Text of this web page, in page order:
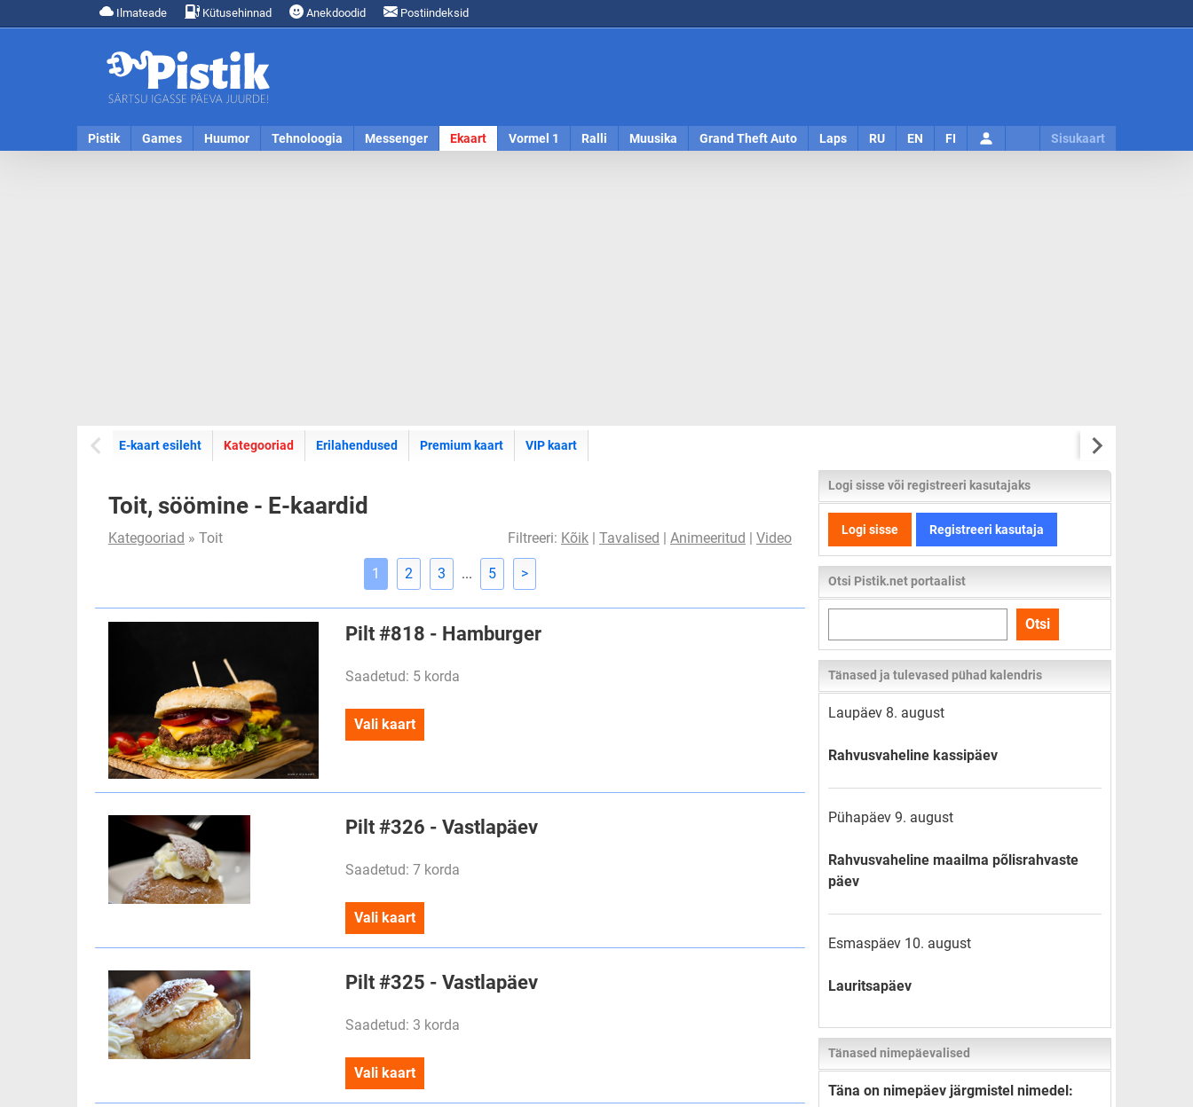
Ilmateade Kütusehinnad Anekdoodid Postiindeksid
Pistik Games Huumor Tehnoloogia Messenger Ekaart Vormel 1 Ralli Muusika Grand Theft Auto Laps RU EN FI Sisukaart
E-kaart esileht E-kaartide
Kategooriad Erilahendused Premium kaart VIP kaart
Toit, söömine - E-kaardid
Kategooriad » Toit Filtreeri: Kõik | Tavalised | Animeeritud | Video
1 2 3 ... 5 >
Pilt #818 - Hamburger
Saadetud: 5 korda
Vali kaart
Pilt #326 - Vastlapäev
Saadetud: 7 korda
Vali kaart
Pilt #325 - Vastlapäev
Saadetud: 3 korda
Vali kaart
Logi sisse või registreeri kasutajaks
Logi sisse Registreeri kasutaja
Otsi Pistik.net portaalist
kogu
lehelt
Otsi
Tänased ja tulevased pühad kalendris
Laupäev 8. august
Rahvusvaheline kassipäev
Pühapäev 9. august
Rahvusvaheline maailma põlisrahvaste
päev
Esmaspäev 10. august
Lauritsapäev
Tänased nimepäevalised
Täna on nimepäev järgmistel nimedel: